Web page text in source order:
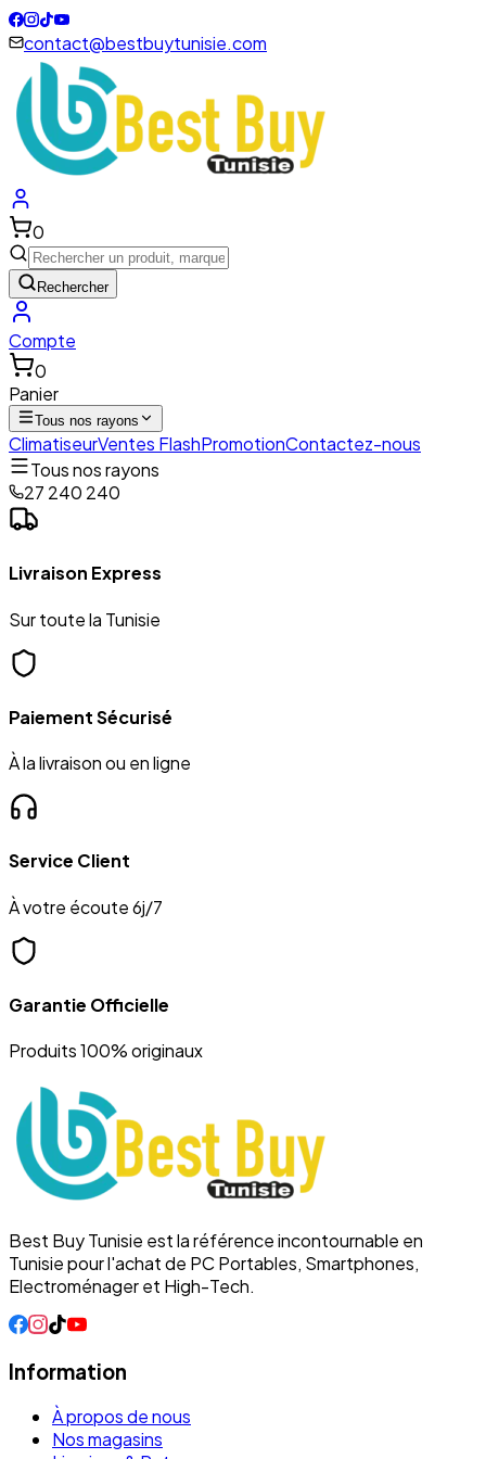
contact@bestbuytunisie.com
0
Rechercher
Compte
0
Panier
Tous nos rayons
ClimatiseurVentes FlashPromotionContactez-nous
Tous nos rayons
27 240 240
Livraison Express
Sur toute la Tunisie
Paiement Sécurisé
À la livraison ou en ligne
Service Client
À votre écoute 6j/7
Garantie Officielle
Produits 100% originaux
Best Buy Tunisie est la référence incontournable en
Tunisie pour l'achat de PC Portables, Smartphones,
Electroménager et High-Tech.
Information
À propos de nous
Nos magasins